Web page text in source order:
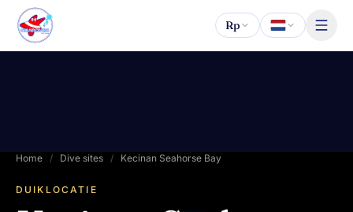
Naar inhoud
Rp
Home / Dive sites / Kecinan Seahorse Bay
DUIKLOCATIE